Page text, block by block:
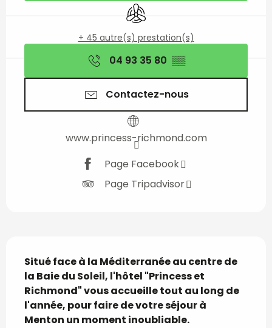
Air conditionné
+ 45 autre(s) prestation(s)
04 93 35 80 ▒▒
Contactez-nous
www.princess-richmond.com
Page Facebook
Page Tripadvisor
Description
Situé face à la Méditerranée au centre de
la Baie du Soleil, l'hôtel "Princess et
Richmond" vous accueille tout au long de
l'année, pour faire de votre séjour à
Menton un moment inoubliable.